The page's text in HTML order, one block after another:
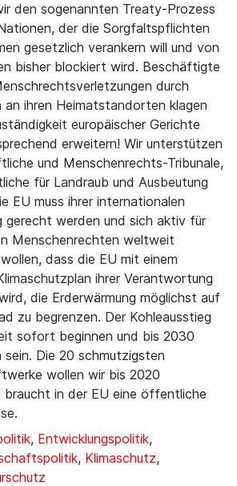
den sogenannten Treaty-Prozess
der die Sorgfaltspflichten
gesetzlich verankern will und von
bisher blockiert wird. Beschäftigte
durch
an ihren Heimatstandorten klagen
europäischer Gerichte
erweitern! Wir unterstützen
und Menschenrechts-Tribunale,
für Landraub und Ausbeutung
EU muss ihrer internationalen
gerecht werden und sich aktiv für
Menschenrechten weltweit
dass die EU mit einem
ihrer Verantwortung
die Erderwärmung möglichst auf
zu begrenzen. Der Kohleausstieg
sofort beginnen und bis 2030
sein. Die 20 schmutzigsten
wollen wir bis 2020
braucht in der EU eine öffentliche
, Entwicklungspolitik,
, Klimaschutz,